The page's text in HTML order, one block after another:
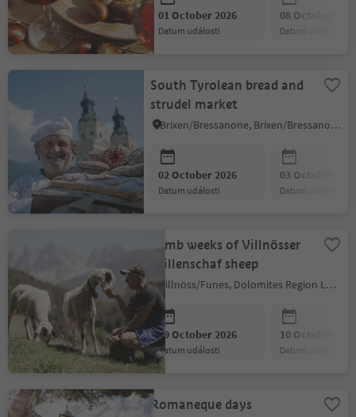
01 October 2026
datum události
08 October
datum události
South Tyrolean bread and
strudel market
Brixen/Bressanone, Brixen/Bressanone and environs
02 October 2026
datum události
03 October
datum události
Lamb weeks of Villnösser
Brillenschaf sheep
Villnöss/Funes, Dolomites Region Lüsen Villnöss
09 October 2026
datum události
10 October
datum události
Romaneque days